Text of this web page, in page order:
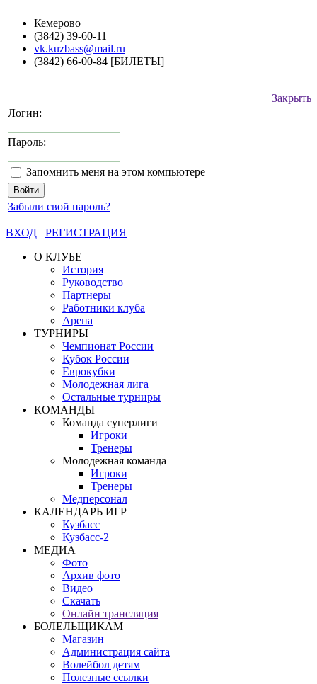
Кемерово
(3842) 39-60-11
vk.kuzbass@mail.ru
(3842) 66-00-84 [БИЛЕТЫ]
Закрыть
Логин:
Пароль:
Запомнить меня на этом компьютере
Забыли свой пароль?
ВХОД
РЕГИСТРАЦИЯ
О КЛУБЕ
История
Руководство
Партнеры
Работники клуба
Арена
ТУРНИРЫ
Чемпионат России
Кубок России
Еврокубки
Молодежная лига
Остальные турниры
КОМАНДЫ
Команда суперлиги
Игроки
Тренеры
Молодежная команда
Игроки
Тренеры
Медперсонал
КАЛЕНДАРЬ ИГР
Кузбасс
Кузбасс-2
МЕДИА
Фото
Архив фото
Видео
Скачать
Онлайн трансляция
БОЛЕЛЬЩИКАМ
Магазин
Администрация сайта
Волейбол детям
Полезные ссылки